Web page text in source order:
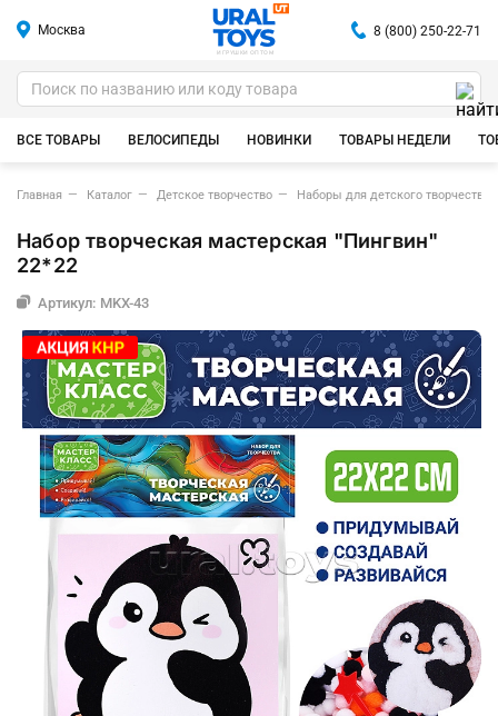
Москва
ИГРУШКИ ОПТОМ
8 (800) 250-22-71
ВСЕ ТОВАРЫ ВЕЛОСИПЕДЫ НОВИНКИ ТОВАРЫ НЕДЕЛИ
Главная Каталог Детское творчество Наборы для детского творчества
Набор творческая мастерская "Пингвин"
22*22
Артикул: MKX-43